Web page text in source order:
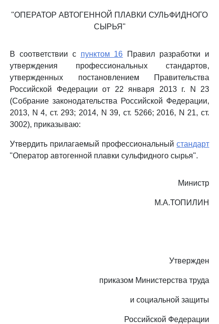
"ОПЕРАТОР АВТОГЕННОЙ ПЛАВКИ СУЛЬФИДНОГО
СЫРЬЯ"
В соответствии с пунктом 16 Правил разработки и
утверждения профессиональных стандартов,
утвержденных постановлением Правительства
Российской Федерации от 22 января 2013 г. N 23
(Собрание законодательства Российской Федерации,
2013, N 4, ст. 293; 2014, N 39, ст. 5266; 2016, N 21, ст.
3002), приказываю:
Утвердить прилагаемый профессиональный стандарт
"Оператор автогенной плавки сульфидного сырья".
Министр
М.А.ТОПИЛИН
Утвержден
приказом Министерства труда
и социальной защиты
Российской Федерации